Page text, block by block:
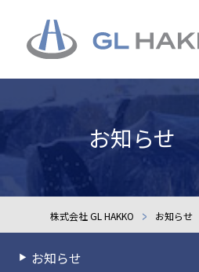
お知らせ
株式会社 GL HAKKO お知らせ
お知らせ